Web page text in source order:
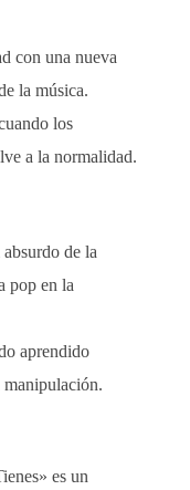
con una nueva
la música.
los
a la normalidad.
de la
pop en la
aprendido
manipulación.
es un